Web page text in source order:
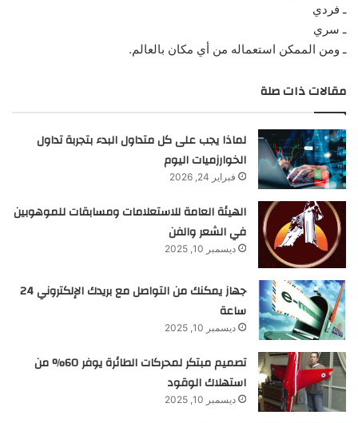
ـ فردي
ـ سري
ـ ومن الممكن استعماله من أي مكان بالعالم.
مقالات ذات صلة
لماذا يجب على كل متداول البدء بتجربة تداول
الخوارزميات اليوم
فبراير 24, 2026
الهيئة العامة للاستعلامات ومسابقات للموهوبين
في الشعر والفن
ديسمبر 10, 2025
جهاز يمكنك من التواصل مع بريدك الإلكتروني 24
ساعة
ديسمبر 10, 2025
تصميم مبتكر لمحركات الطائرة يوفر 60% من
استهلاك الوقود
ديسمبر 10, 2025